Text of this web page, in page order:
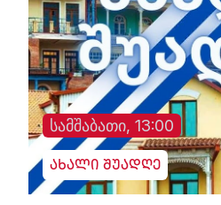
სამშაბათი, 13:00
ახალი შუადღე